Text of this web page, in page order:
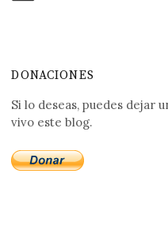
DONACIONES
Si lo deseas, puedes dejar
vivo este blog.